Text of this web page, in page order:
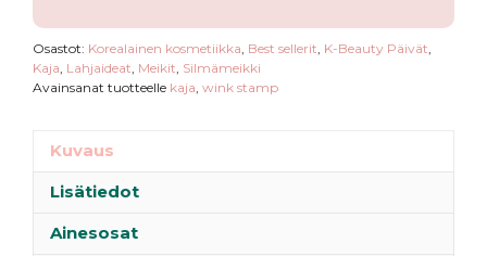
Osastot: Korealainen kosmetiikka Best sellerit K-Beauty Päivät
Kaja Lahjaideat Meikit Silmämeikki
Avainsanat tuotteelle kaja wink stamp
Kuvaus
Lisätiedot
Ainesosat